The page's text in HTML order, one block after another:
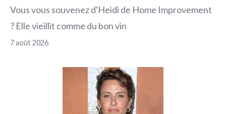
Vous vous souvenez d'Heidi de Home Improvement
? Elle vieillit comme du bon vin
7 août 2026